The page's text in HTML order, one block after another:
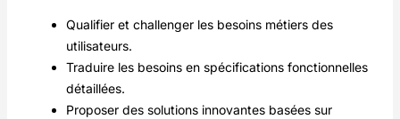
Qualifier et challenger les besoins métiers des
utilisateurs.
Traduire les besoins en spécifications fonctionnelles
détaillées.
Proposer des solutions innovantes basées sur